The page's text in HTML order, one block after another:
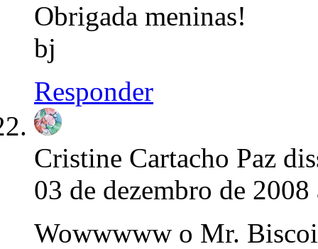
Obrigada meninas!
bj
Responder
Cristine Cartacho Paz
03 de dezembro de 2008
Wowwwww o Mr.